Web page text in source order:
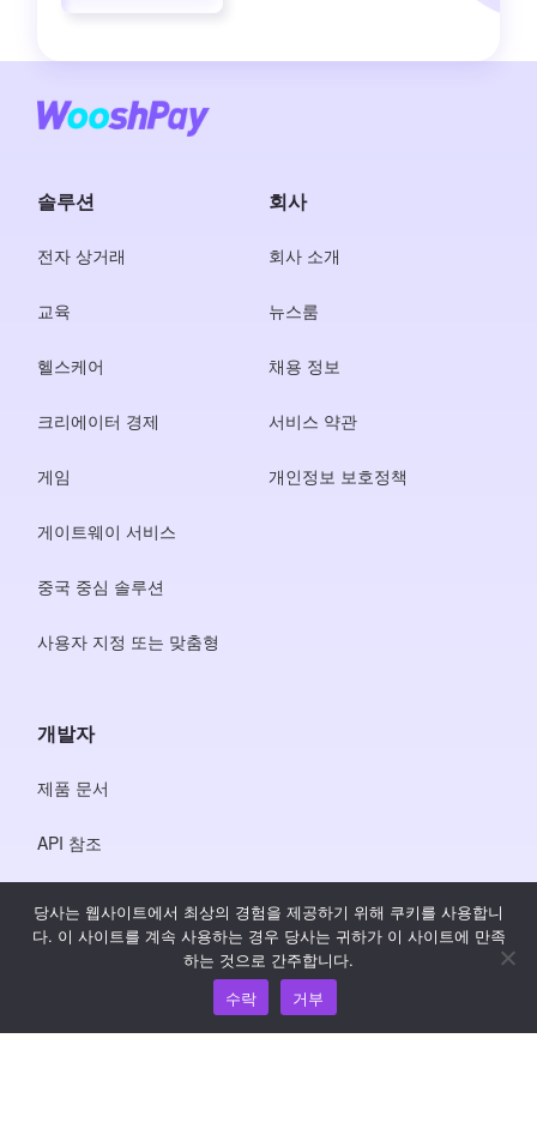
솔루션
전자 상거래
교육
헬스케어
크리에이터 경제
게임
게이트웨이 서비스
중국 중심 솔루션
사용자 지정 또는 맞춤형
회사
회사 소개
뉴스룸
채용 정보
서비스 약관
개인정보 보호정책
개발자
제품 문서
API 참조
당사는 웹사이트에서 최상의 경험을 제공하기 위해 쿠키를 사용합니
다. 이 사이트를 계속 사용하는 경우 당사는 귀하가 이 사이트에 만족
하는 것으로 간주합니다.
수락
거부